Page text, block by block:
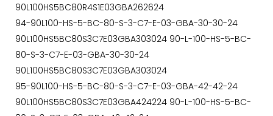
90L100HS5BC80R4S1E03GBA262624
94-90L100-HS-5-BC-80-S-3-C7-E-03-GBA-30-30-24
90L100HS5BC80S3C7E03GBA303024 90-L-100-HS-5-BC-
80-S-3-C7-E-03-GBA-30-30-24
90L100HS5BC80S3C7E03GBA303024
95-90L100-HS-5-BC-80-S-3-C7-E-03-GBA-42-42-24
90L100HS5BC80S3C7E03GBA424224 90-L-100-HS-5-BC-